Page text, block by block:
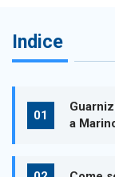
Indice
a